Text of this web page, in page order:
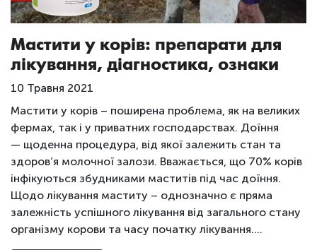
Мастити у корів: препарати для
лікування, діагностика, ознаки
10 Травня 2021
Мастити у корів – поширена проблема, як на великих
фермах, так і у приватних господарствах. Доїння
— щоденна процедура, від якої залежить стан та
здоров’я молочної залози. Вважається, що 70% корів
інфікуються збудниками маститів під час доїння.
Щодо лікування маститу – однозначно є пряма
залежність успішного лікування від загального стану
організму корови та часу початку лікування….